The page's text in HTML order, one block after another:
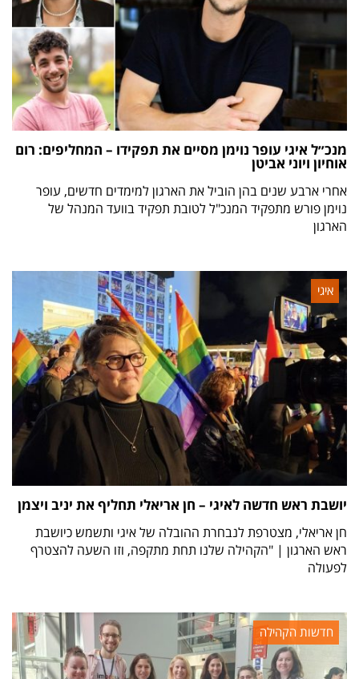
מנכ״ל איגי עופר נוימן מסיים את תפקידו – המחליפים: רום
אוחיון ויוני אביטן
אחרי ארבע שנים בהן הוביל את הארגון למימדים חדשים, עופר
נוימן פורש מתפקיד המנכ"ל לטובת תפקיד בוועד המנהל של
הארגון
איגי
יושבת ראש חדשה לאיגי – חן אריאלי תחליף את יניב ויצמן
חן אריאלי, מצטרפת לנבחרת ההובלה של איגי ותשמש כיושבת
ראש הארגון | "הקהילה שלנו תחת מתקפה, וזו השעה להצטרף
לפעולה
חדשות הקהילה